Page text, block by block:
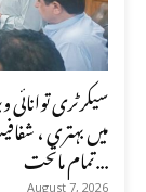
سیکرٹری
میں بہتری ،
تمام ماتحت...
August 7, 2026